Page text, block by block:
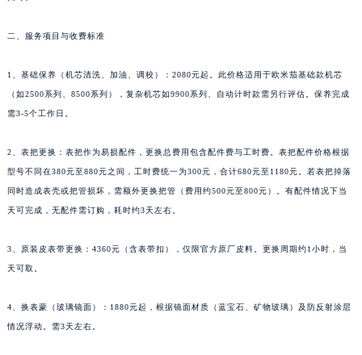
二、服务项目与收费标准
1、基础保养（机芯清洗、加油、调校）：2080元起。此价格适用于欧米茄基础款机芯
（如2500系列、8500系列），复杂机芯如9900系列、自动计时款需另行评估。保养完成
需3-5个工作日。
2、表把更换：表把作为易损配件，更换总费用包含配件费与工时费。表把配件价格根据
型号不同在380元至880元之间，工时费统一为300元，合计680元至1180元。若表把掉落
同时造成表壳或把管损坏，需额外更换把管（费用约500元至800元）。有配件情况下当
天可完成，无配件需订购，耗时约3天左右。
3、原装皮表带更换：4360元（含表带扣），仅限官方原厂皮料。更换周期约1小时，当
天可取。
4、换表蒙（玻璃镜面）：1880元起，根据镜面材质（蓝宝石、矿物玻璃）及防反射涂层
情况浮动。需3天左右。